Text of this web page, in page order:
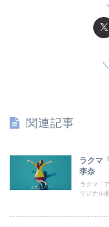
関連記事
ラクマ
李奈
ラクマ「
リジナル曲